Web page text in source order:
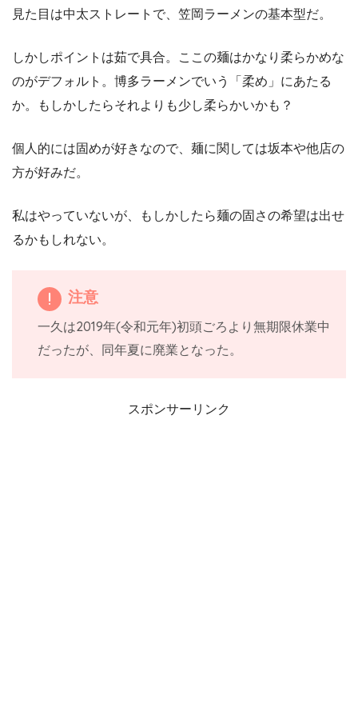
見た目は中太ストレートで、笠岡ラーメンの基本型だ。
しかしポイントは茹で具合。ここの麺はかなり柔らかめな
のがデフォルト。博多ラーメンでいう「柔め」にあたる
か。もしかしたらそれよりも少し柔らかいかも？
個人的には固めが好きなので、麺に関しては坂本や他店の
方が好みだ。
私はやっていないが、もしかしたら麺の固さの希望は出せ
るかもしれない。
注意
一久は2019年(令和元年)初頭ごろより無期限休業中
だったが、同年夏に廃業となった。
スポンサーリンク